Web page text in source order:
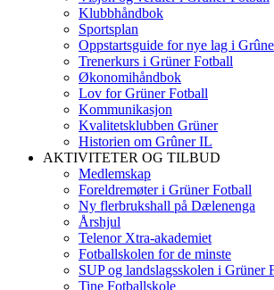
Klubbhåndbok
Sportsplan
Oppstartsguide for nye lag i
Trenerkurs i Grüner Fotball
Økonomihåndbok
Lov for Grüner Fotball
Kommunikasjon
Kvalitetsklubben Grüner
Historien om Grûner IL
AKTIVITETER OG TILBUD
Medlemskap
Foreldremøter i Grüner Fotball
Ny flerbrukshall på Dælenenga
Årshjul
Telenor Xtra-akademiet
Fotballskolen for de minste
SUP og landslagsskolen i Grüner
Tine Fotballskole